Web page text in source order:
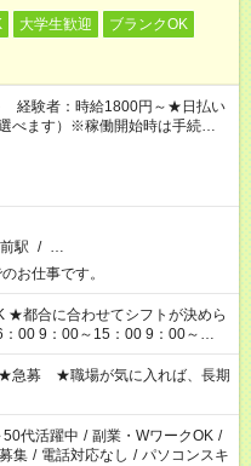
大学生歓迎
ブランクOK
経験者：時給1800円～★日払い
べます）※稼働開始時は手続き完
駅 / …
お仕事です。
00 9：00～15：00 9：00～
内できません ※法令に基づき、
の加入対象となります ※労働者
）により、短時間・短期間の就
ます
急募 ★職場が気に入れば、長期
代活躍中 / 副業・WワークOK /
集 / 電話対応なし / パソコンスキ